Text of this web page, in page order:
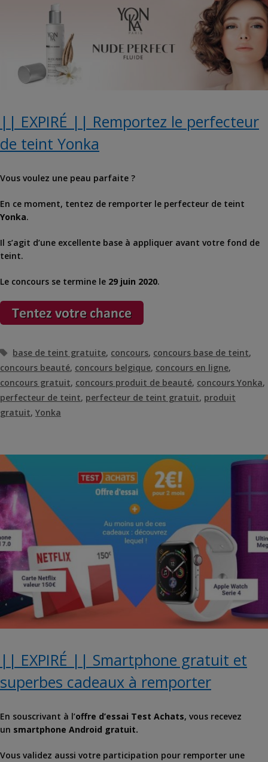
|| EXPIRÉ || Remportez le perfecteur
de teint Yonka
Vous voulez une peau parfaite ?
En ce moment, tentez de remporter le perfecteur de teint
Yonka.
Il s’agit d’une excellente base à appliquer avant votre fond de
teint.
Le concours se termine le 29 juin 2020.
Étiquettes
base de teint gratuite, concours, concours base de teint,
concours beauté, concours belgique, concours en ligne,
concours gratuit, concours produit de beauté, concours Yonka,
perfecteur de teint, perfecteur de teint gratuit, produit
gratuit, Yonka
|| EXPIRÉ || Smartphone gratuit et
superbes cadeaux à remporter
En souscrivant à l’offre d’essai Test Achats, vous recevez
un smartphone Android gratuit.
Vous validez aussi votre participation pour remporter une